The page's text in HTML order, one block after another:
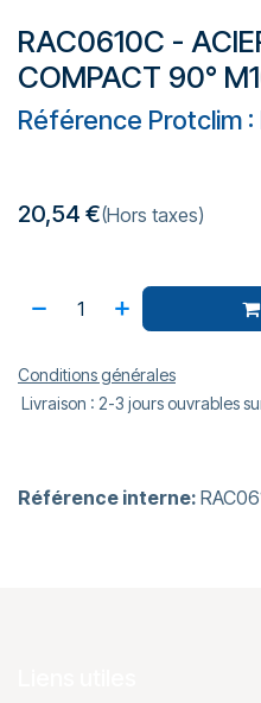
RAC0610C -
COMPACT 90°
Référence Protclim :
20,54 €(Hors taxes)
Conditions générales
Livraison : 2-3 jours ouvrables
Référence interne: